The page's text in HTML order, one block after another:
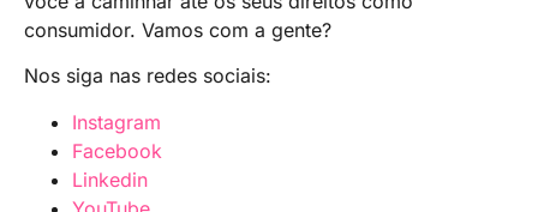
consumidor. Vamos com a gente?
Nos siga nas redes sociais:
Instagram
Facebook
Linkedin